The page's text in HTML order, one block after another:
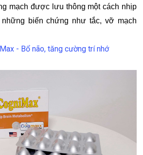
mạch được lưu thông một cách nhịp
biến chứng như tắc, vỡ mạch
- Bổ não, tăng cường trí nhớ